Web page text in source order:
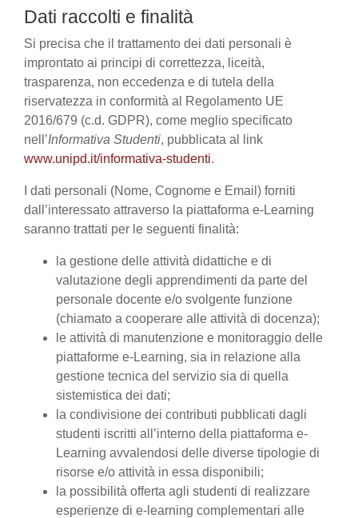
Dati raccolti e finalità
Si precisa che il trattamento dei dati personali è
improntato ai principi di correttezza, liceità,
trasparenza, non eccedenza e di tutela della
riservatezza in conformità al Regolamento UE
2016/679 (c.d. GDPR), come meglio specificato
nell’Informativa Studenti, pubblicata al link
www.unipd.it/informativa-studenti.
I dati personali (Nome, Cognome e Email) forniti
dall’interessato attraverso la piattaforma e-Learning
saranno trattati per le seguenti finalità:
la gestione delle attività didattiche e di
valutazione degli apprendimenti da parte del
personale docente e/o svolgente funzione
(chiamato a cooperare alle attività di docenza);
le attività di manutenzione e monitoraggio delle
piattaforme e-Learning, sia in relazione alla
gestione tecnica del servizio sia di quella
sistemistica dei dati;
la condivisione dei contributi pubblicati dagli
studenti iscritti all’interno della piattaforma e-
Learning avvalendosi delle diverse tipologie di
risorse e/o attività in essa disponibili;
la possibilità offerta agli studenti di realizzare
esperienze di e-learning complementari alle